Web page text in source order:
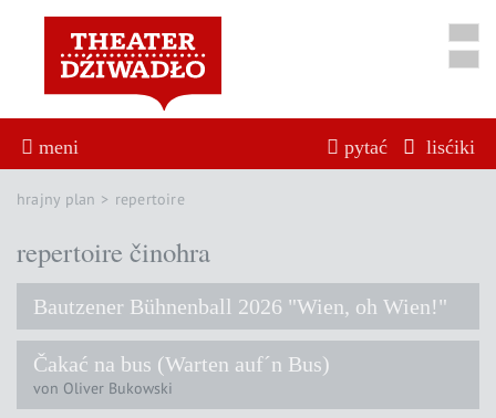
meni pytać lisćiki
hrajny plan repertoire
repertoire činohra
Bautzener Bühnenball 2026 "Wien, oh Wien!"
Čakać na bus (Warten auf´n Bus)
von Oliver Bukowski